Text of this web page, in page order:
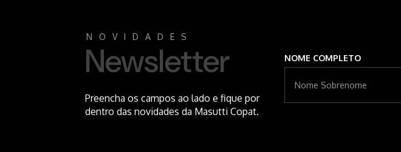
NOVIDADES
Newsletter
Preencha os campos ao lado e fique por
dentro das novidades da Masutti Copat.
NOME COMPLETO